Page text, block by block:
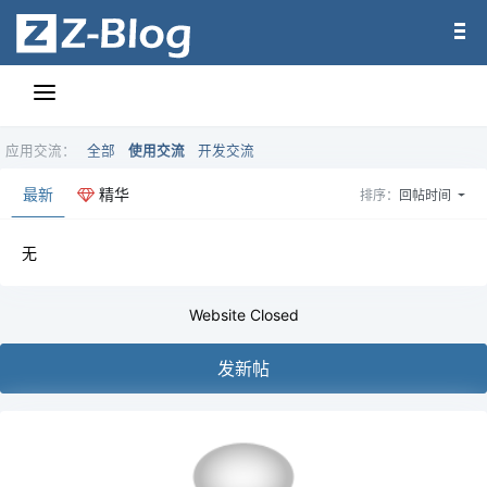
应用交流： 全部 使用交流 开发交流
最新 精华 排序： 回帖时间
无
Website Closed
发新帖